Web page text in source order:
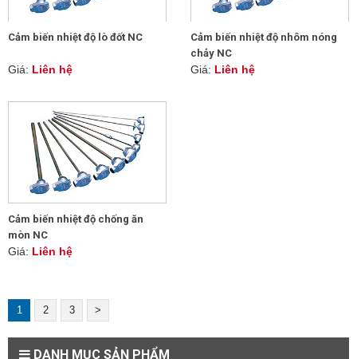
DANH MỤC SẢN PHẨM
Cảm biến nhiệt độ lò đốt NC
Giá: Liên hệ
Cảm biến nhiệt độ nhôm nóng
chảy NC
Giá: Liên hệ
Cảm biến nhiệt độ chống ăn
mòn NC
Giá: Liên hệ
1 2 3 >